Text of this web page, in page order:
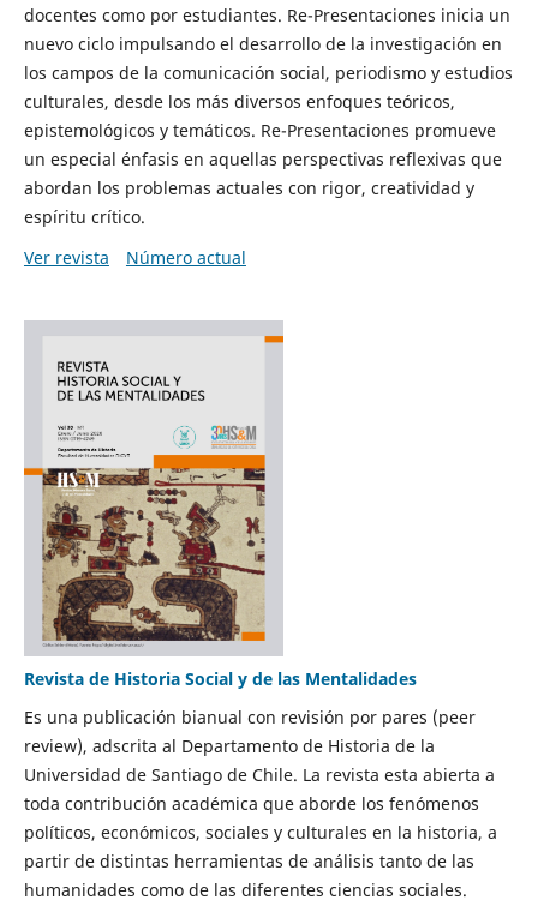
docentes como por estudiantes. Re-Presentaciones inicia un
nuevo ciclo impulsando el desarrollo de la investigación en
los campos de la comunicación social, periodismo y estudios
culturales, desde los más diversos enfoques teóricos,
epistemológicos y temáticos. Re-Presentaciones promueve
un especial énfasis en aquellas perspectivas reflexivas que
abordan los problemas actuales con rigor, creatividad y
espíritu crítico.
Ver revista
Número actual
Revista de Historia Social y de las Mentalidades
Es una publicación bianual con revisión por pares (peer
review), adscrita al Departamento de Historia de la
Universidad de Santiago de Chile. La revista esta abierta a
toda contribución académica que aborde los fenómenos
políticos, económicos, sociales y culturales en la historia, a
partir de distintas herramientas de análisis tanto de las
humanidades como de las diferentes ciencias sociales.